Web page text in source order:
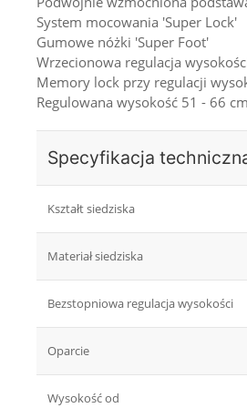
System mocowania 'Super Lock'
Gumowe nóżki 'Super Foot'
Wrzecionowa regulacja
Memory lock przy regulacji
Regulowana wysokość 51 - 66 cm
Specyfikacja
Kształt siedziska
Materiał siedziska
Bezstopniowa regulacja wysokości
Oparcie
Wysokość od